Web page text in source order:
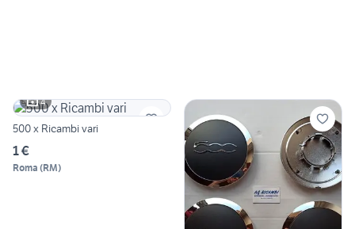
4
500 x Ricambi vari
1 €
Roma (RM)